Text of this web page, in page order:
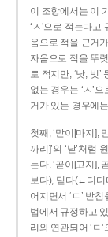
이 조항에서는 이
‘ㅅ’으로 적는다
음으로 적을 근거
자음으로 적을 뚜
로 적지만, ‘낫, 빗
없는 경우는 ‘ㅅ’
거가 있는 경우에
첫째, ‘맏이[마지],
까리]’의 ‘낟’처럼
는다. ‘곧이[고지],
보다), 딛다(←디디
어지면서 ‘ㄷ’ 받
법에서 규정하고
리와 연관되어 ‘ㄷ